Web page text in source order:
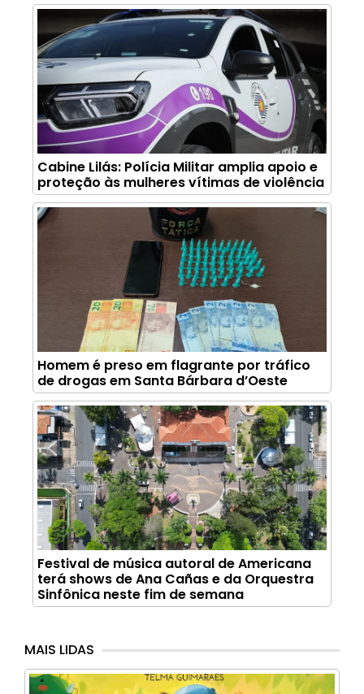
Cabine Lilás: Polícia Militar amplia apoio e
proteção às mulheres vítimas de violência
Homem é preso em flagrante por tráfico
de drogas em Santa Bárbara d’Oeste
Festival de música autoral de Americana
terá shows de Ana Cañas e da Orquestra
Sinfônica neste fim de semana
MAIS LIDAS